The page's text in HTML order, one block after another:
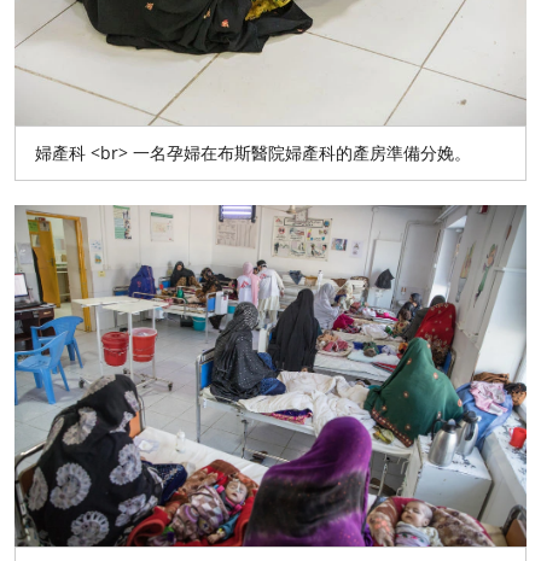
婦產科 <br> 一名孕婦在布斯醫院婦產科的產房準備分娩。